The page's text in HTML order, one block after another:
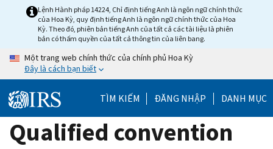
Lệnh Hành pháp 14224, Chỉ định tiếng Anh là ngôn ngữ chính thức
của Hoa Kỳ, quy định tiếng Anh là ngôn ngữ chính thức của Hoa
Kỳ. Theo đó, phiên bản tiếng Anh của tất cả các tài liệu là phiên
bản có thẩm quyền của tất cả thông tin của liên bang.
Một trang web chính thức của chính phủ Hoa Kỳ
Đây là cách bạn biết
TÌM KIẾM ĐĂNG NHẬP DANH MỤC
Qualified convention